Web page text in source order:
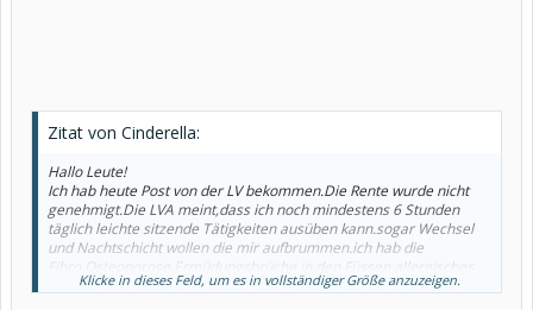
Zitat von Cinderella:
Hallo Leute!
Ich hab heute Post von der LV bekommen.Die Rente wurde nicht
genehmigt.Die LVA meint,dass ich noch mindestens 6 Stunden
täglich leichte sitzende Tätigkeiten ausüben kann.sogar Wechsel
und Nachtschicht wollen die mir aufbrummen.ich hab die
Fibro,Osteoporose,Ermüdungsbrüche in den Füssen,allergisches
Asthma,Migräne,schwere Depressionen,Ängste und Zwänge
Klicke in dieses Feld, um es in vollständiger Größe anzuzeigen.